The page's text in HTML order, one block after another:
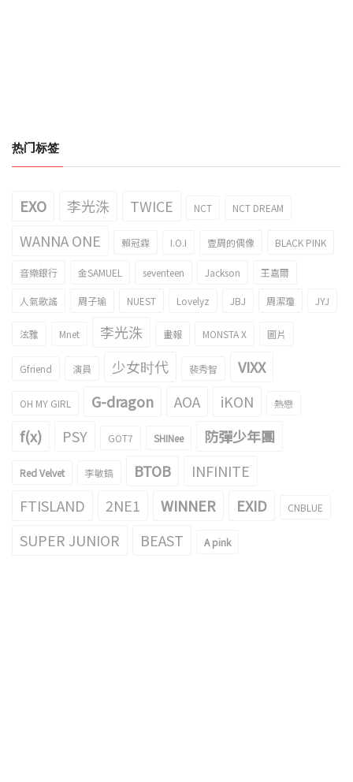
热门标签
EXO 李光洙 TWICE NCT NCT DREAM
WANNA ONE 賴冠霖 I.O.I 壹周的偶像 BLACK PINK
音樂銀行 金SAMUEL seventeen Jackson 王嘉爾
人氣歌謠 周子瑜 NUEST Lovelyz JBJ 周潔瓊 JYJ
泫雅 Mnet 李光洙 畫報 MONSTA X 圖片
Gfriend 演員 少女时代 裴秀智 VIXX
OH MY GIRL G-dragon AOA iKON 熱戀
f(x) PSY GOT7 SHINee 防彈少年團
Red Velvet 李敏鎬 BTOB
INFINITE
FTISLAND
2NE1 WINNER EXID CNBLUE
SUPER JUNIOR BEAST A pink